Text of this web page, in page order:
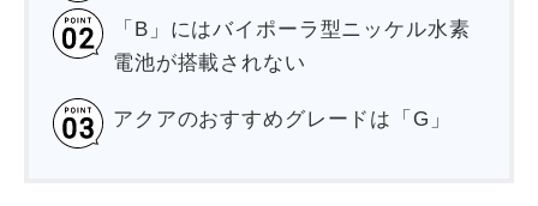
「B」にはバイポーラ型ニッケル水素
電池が搭載されない
アクアのおすすめグレードは「G」